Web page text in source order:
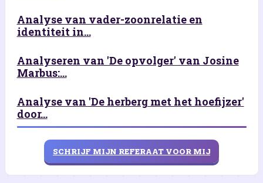
Analyse van vader-zoonrelatie en
identiteit in...
Analyseren van 'De opvolger' van Josine
Marbus:...
Analyse van 'De herberg met het hoefijzer'
door...
SCHRIJF MIJN REFERAAT VOOR MIJ